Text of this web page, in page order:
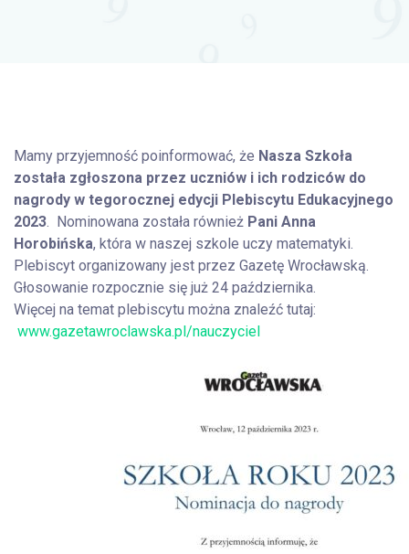
Mamy przyjemność poinformować, że Nasza Szkoła
została zgłoszona przez uczniów i ich rodziców do
nagrody w tegorocznej edycji Plebiscytu Edukacyjnego
2023. Nominowana została również Pani Anna
Horobińska, która w naszej szkole uczy matematyki.
Plebiscyt organizowany jest przez Gazetę Wrocławską.
Głosowanie rozpocznie się już 24 października.
Więcej na temat plebiscytu można znaleźć tutaj:
www.gazetawroclawska.pl/nauczyciel